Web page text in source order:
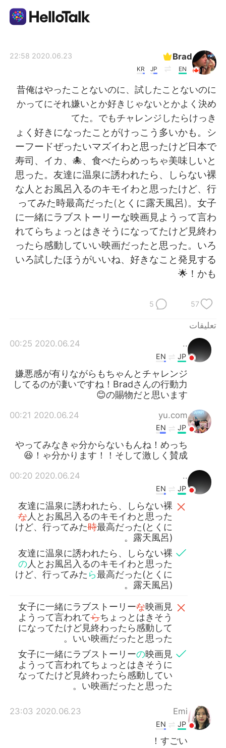
العربية
English 简体中文
繁體中文 Español
Français Deutsch
日本語 한국어
Русский
Brad
EN
JP
KR
2020.06.23 22:58
昔俺はやったことないのに、試したことないのに
かってにそれ嫌いとか好きじゃないとかよく決め
てた。でもチャレンジしたらけっき
ょく好きになったことがけっこう多いかも。シ
ーフードぜったいマズイわと思ったけど日本で
寿司、イカ、🐙、食べたらめっちゃ美味しいと
思った。友達に温泉に誘われたら、しらない裸
な人とお風呂入るのキモイわと思ったけど、行
ってみた時最高だった(とくに露天風呂)。女子
に一緒にラブストーリーな映画見ようって言わ
れてらちょっとはきそうになってたけど見終わ
ったら感動していい映画だったと思った。いろ
いろ試したほうがいいね、好きなこと発見する
かも！🌟
57
5
تعليقات
..
2020.06.24 00:25
JP
EN
嫌悪感が有りながらもちゃんとチャレンジ
してるのが凄いですね！Bradさんの行動力
の賜物だと思います😊
yu.com
2020.06.24 00:21
JP
EN
やってみなきゃ分からないもんね！めっち
ゃ分かります！！そして激しく賛成！😆
..
2020.06.24 00:20
JP
EN
友達に温泉に誘われたら、しらない裸
な人とお風呂入るのキモイわと思った
けど、行ってみた時最高だった(とくに
露天風呂)。
友達に温泉に誘われたら、しらない裸
の人とお風呂入るのキモイわと思った
けど、行ってみた ら最高だった(とくに
露天風呂)。
女子に一緒にラブストーリーな映画見
ようって言われてらちょっとはきそう
になってたけど見終わったら感動して
いい映画だったと思った。
女子に一緒にラブストーリーの映画見
ようって言われてちょっとはきそうに
なってたけど見終わったら感動してい
い映画だったと思った。
Emi
2020.06.23 23:03
JP
EN
すごい！